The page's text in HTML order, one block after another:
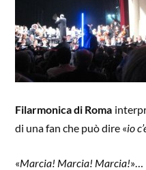
Filarmonica di Roma
di una fan che può dire «io
«Marcia! Marcia! Marcia!»…